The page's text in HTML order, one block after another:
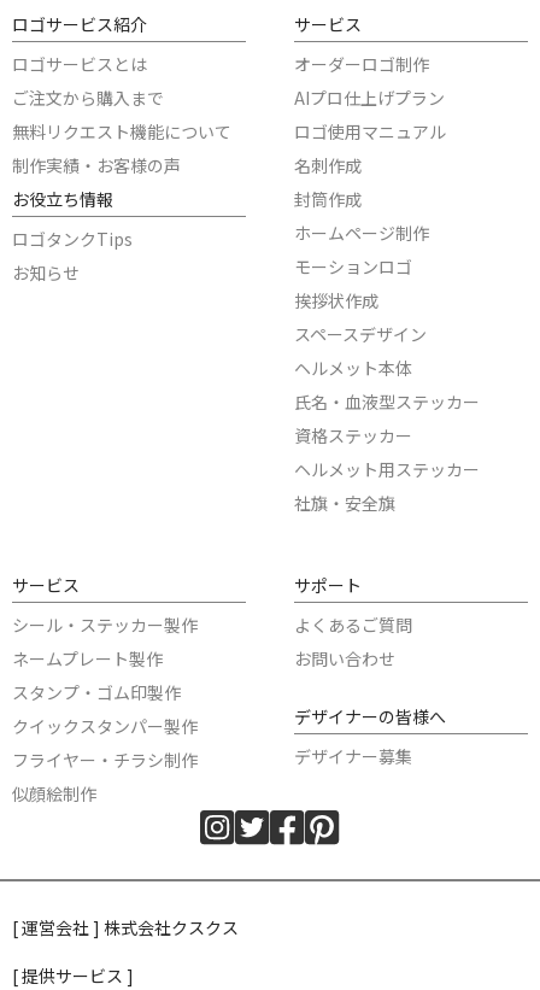
ロゴサービス紹介
ロゴサービスとは
ご注文から購入まで
無料リクエスト機能について
制作実績・お客様の声
お役立ち情報
ロゴタンクTips
お知らせ
サービス
オーダーロゴ制作
AIプロ仕上げプラン
ロゴ使用マニュアル
名刺作成
封筒作成
ホームページ制作
モーションロゴ
挨拶状作成
スペースデザイン
ヘルメット本体
氏名・血液型ステッカー
資格ステッカー
ヘルメット用ステッカー
社旗・安全旗
サービス
シール・ステッカー製作
ネームプレート製作
スタンプ・ゴム印製作
クイックスタンパー製作
フライヤー・チラシ制作
似顔絵制作
サポート
よくあるご質問
お問い合わせ
デザイナーの皆様へ
デザイナー募集
[ 運営会社 ] 株式会社クスクス
[ 提供サービス ]